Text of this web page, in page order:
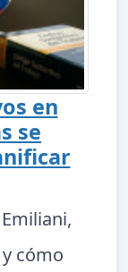
en
se
cómo